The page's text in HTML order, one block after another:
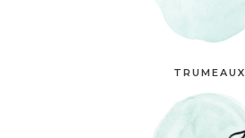
TRUMEAUX